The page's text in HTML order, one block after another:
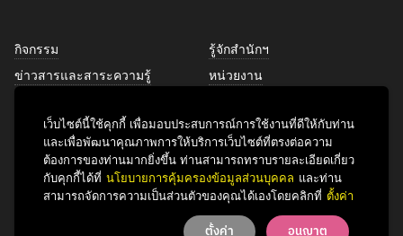
กิจกรรม
ข่าวสารและสาระความรู้
ศิลปวัฒนธรรม
รู้จักสำนักฯ
หน่วยงาน
บริการของเรา
ติดต่อเรา
Instagram TikTok
เว็บไซต์นี้ใช้คุกกี้ เพื่อมอบประสบการณ์การใช้งานที่ดีให้กับท่าน
และเพื่อพัฒนาคุณภาพการให้บริการเว็บไซต์ที่ตรงต่อความ
ต้องการของท่านมากยิ่งขึ้น ท่านสามารถทราบรายละเอียดเกี่ยว
กับคุกกี้ได้ที่ นโยบายการคุ้มครองข้อมูลส่วนบุคคล และท่าน
สามารถจัดการความเป็นส่วนตัวของคุณได้เองโดยคลิกที่ ตั้งค่า
ตั้งค่า อนุญาต